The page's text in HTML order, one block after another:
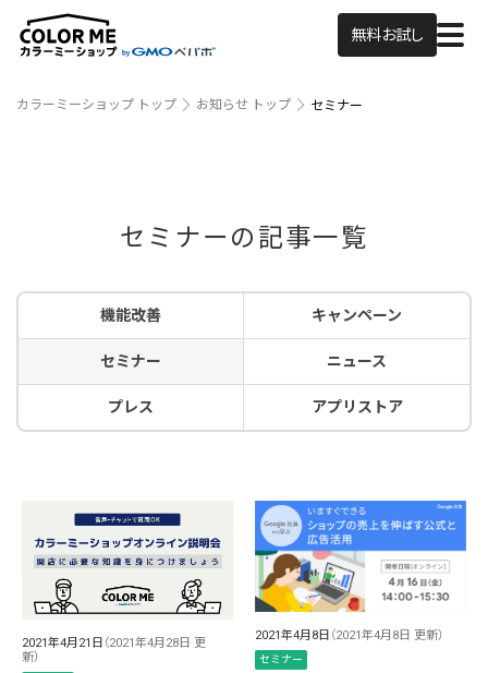
無料お試し
カラーミーショップ トップ お知らせ トップ セミナー
セミナーの記事一覧
機能改善 キャンペーン
セミナー ニュース
プレス アプリストア
2021年4月21日 （2021年4月28日 更
新）
2021年4月8日 （2021年4月8日 更新）
セミナー